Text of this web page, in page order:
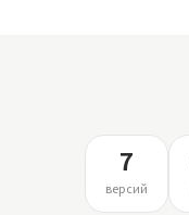
7
версий